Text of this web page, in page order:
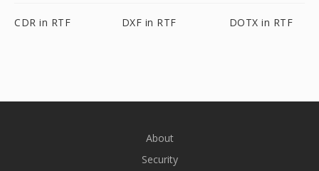
CDR in RTF DXF in RTF DOTX in RTF
About
Security